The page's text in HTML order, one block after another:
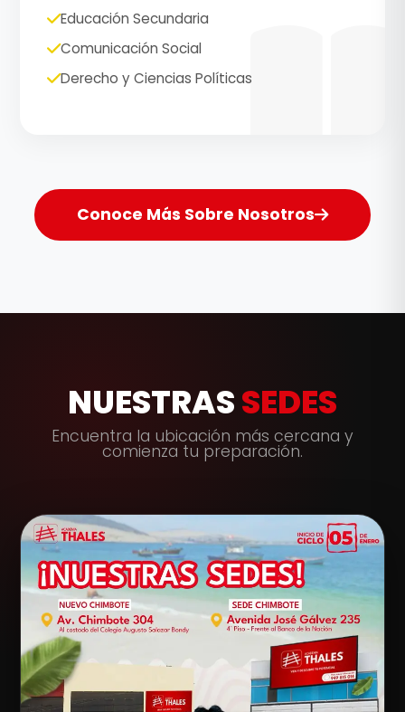
Educación Secundaria
Comunicación Social
Derecho y Ciencias Políticas
Conoce Más Sobre Nosotros
NUESTRASSEDES
Encuentra la ubicación más cercana y
comienza tu preparación.